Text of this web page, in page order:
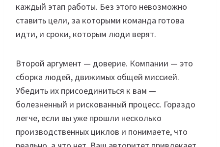
каждый этап работы. Без этого невозможно
ставить цели, за которыми команда готова
идти, и сроки, которым люди верят.
Второй аргумент — доверие. Компании — это
сборка людей, движимых общей миссией.
Убедить их присоединиться к вам —
болезненный и рискованный процесс. Гораздо
легче, если вы уже прошли несколько
производственных циклов и понимаете, что